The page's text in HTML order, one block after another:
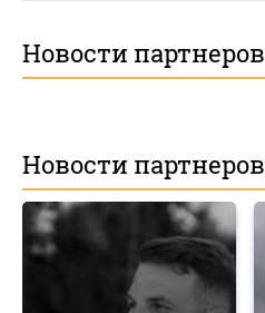
Новости партнеров
Новости партнеров